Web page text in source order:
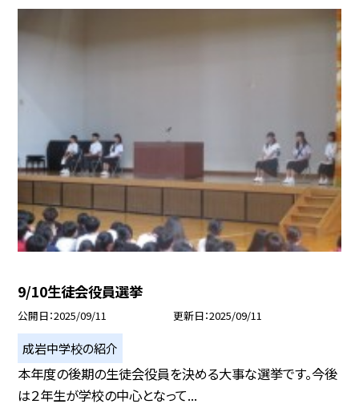
9/10生徒会役員選挙
公開日 2025/09/11 更新日 2025/09/11
成岩中学校の紹介
本年度の後期の生徒会役員を決める大事な選挙です。今後
は２年生が学校の中心となって...